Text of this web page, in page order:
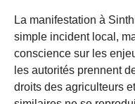
La manifestation à
simple incident local,
conscience sur les
les autorités prennent
droits des agriculteurs